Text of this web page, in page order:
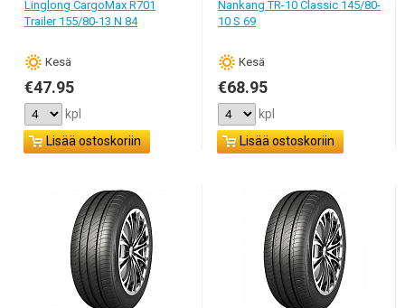
aina maksa paljon.
Linglong CargoMax R701
Trailer 155/80-13 N 84
Кesä
€47.95
kpl
Lisää ostoskoriin
Nankang TR-10 Classic 145/80-
10 S 69
Кesä
€68.95
kpl
Lisää ostoskoriin